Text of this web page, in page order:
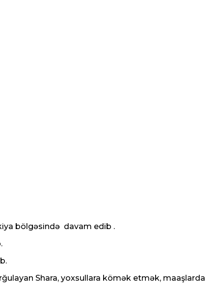
bölgəsində davam edib .
Shara, yoxsullara kömək etmək, maaşlarda